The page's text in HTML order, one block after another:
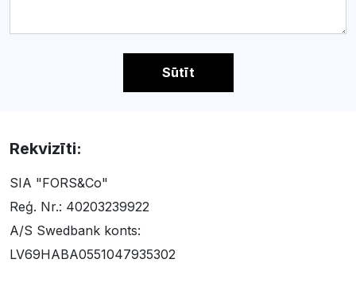
Sūtīt
Rekvizīti:
SIA "FORS&Co"
Reģ. Nr.: 40203239922
A/S Swedbank konts:
LV69HABA0551047935302